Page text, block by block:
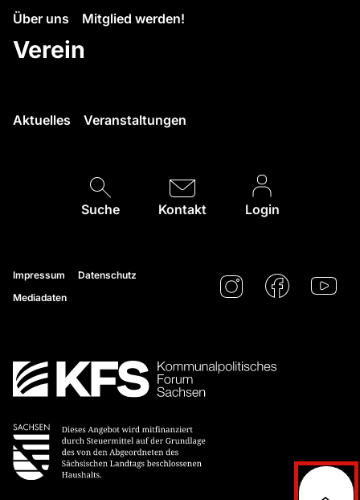
Über uns Mitglied werden!
Verein
Aktuelles Veranstaltungen
Suche Kontakt Login
Impressum
Datenschutz
Mediadaten